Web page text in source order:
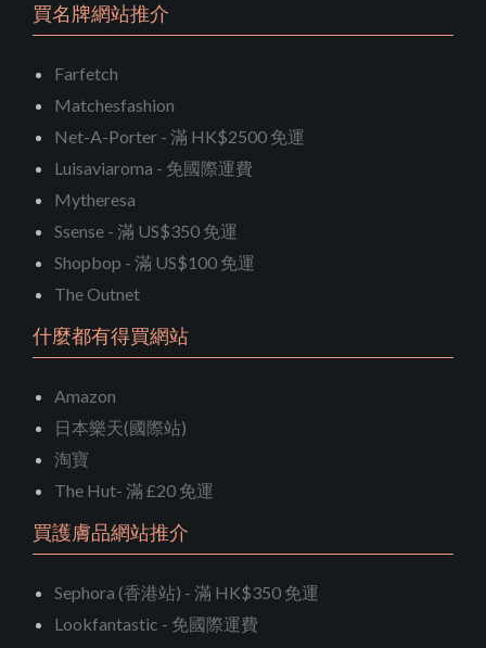
買名牌網站推介
Farfetch
Matchesfashion
Net-A-Porter - 滿 HK$2500 免運
Luisaviaroma - 免國際運費
Mytheresa
Ssense - 滿 US$350 免運
Shopbop - 滿 US$100 免運
The Outnet
什麼都有得買網站
Amazon
日本樂天(國際站)
淘寶
The Hut- 滿 £20 免運
買護膚品網站推介
Sephora (香港站) - 滿 HK$350 免運
Lookfantastic - 免國際運費